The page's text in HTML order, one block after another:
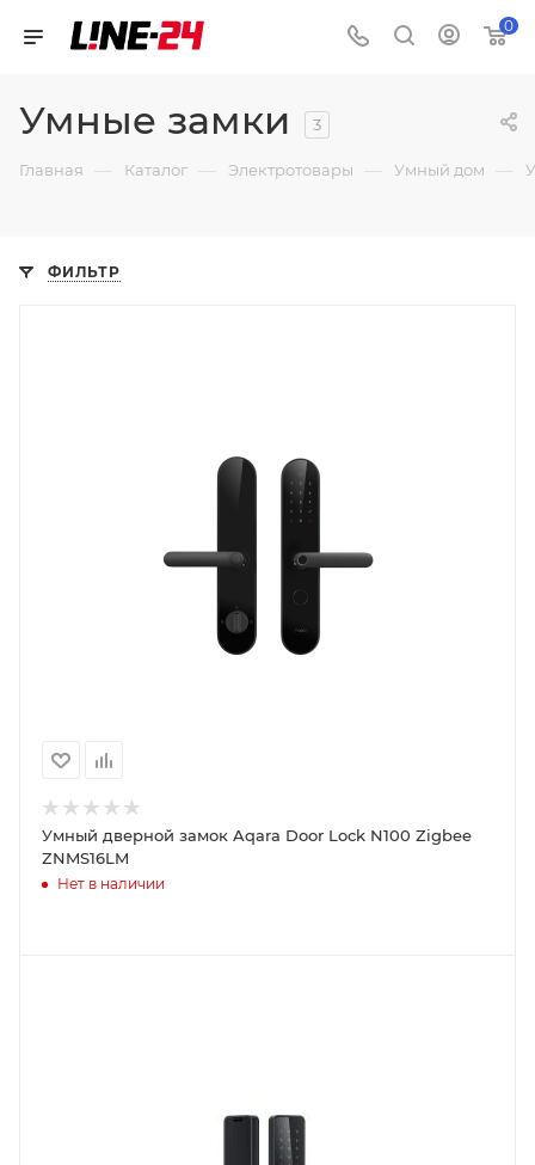
0
Умные замки 3
Главная — Каталог — Электротовары — Умный дом —
ФИЛЬТР
Умный дверной замок Aqara Door Lock N100 Zigbee
ZNMS16LM
Нет в наличии